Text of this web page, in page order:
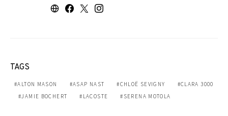
TAGS
ALTON MASON ASAP NAST CHLOË SEVIGNY
CLARA 3000
JAMIE BOCHERT
LACOSTE SERENA MOTOLA